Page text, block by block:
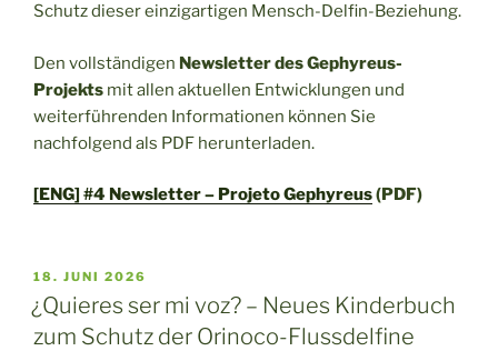
Schutz dieser einzigartigen Mensch-Delfin-Beziehung.
Den vollständigen Newsletter des Gephyreus-
Projekts mit allen aktuellen Entwicklungen und
weiterführenden Informationen können Sie
nachfolgend als PDF herunterladen.
[ENG] #4 Newsletter – Projeto Gephyreus(PDF)
VERÖFFENTLICHT
AM
18. JUNI 2026
¿Quieres ser mi voz? – Neues Kinderbuch
zum Schutz der Orinoco-Flussdelfine